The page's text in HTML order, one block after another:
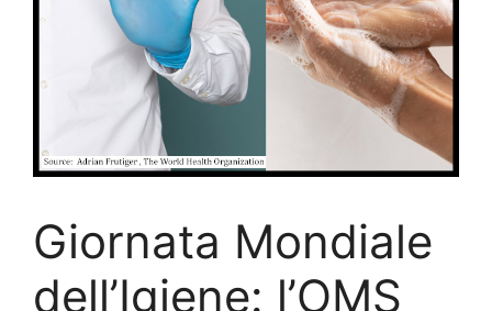
Giornata Mondiale
dell’Igiene: l’OMS